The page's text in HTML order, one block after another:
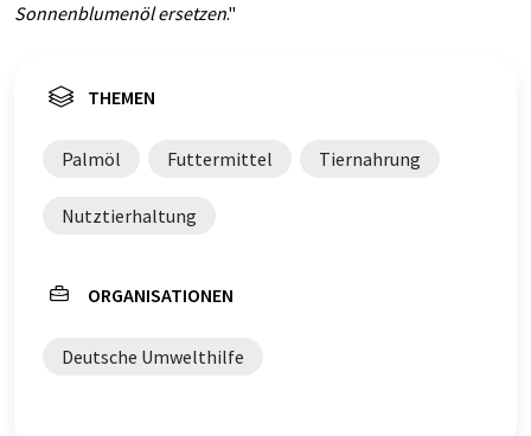
Sonnenblumenöl ersetzen."
THEMEN
Palmöl Futtermittel Tiernahrung
Nutztierhaltung
ORGANISATIONEN
Deutsche Umwelthilfe